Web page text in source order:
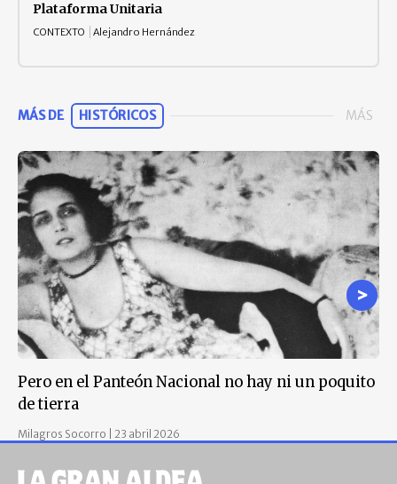
Plataforma Unitaria
CONTEXTO Alejandro Hernández
MÁS DE HISTÓRICOS MÁS
Pero en el Panteón Nacional no hay ni un poquito
de tierra
Milagros Socorro 23 abril 2026